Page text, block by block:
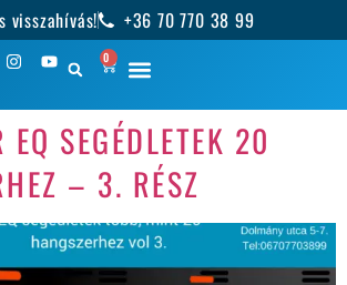
visszahívás! +36 70 770 38 99
0
EQ SEGÉDLETEK 20
– 3. RÉSZ